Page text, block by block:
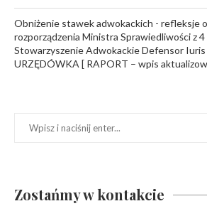
Obniżenie stawek adwokackich - refleksje
rozporządzenia Ministra Sprawiedliwości z
Stowarzyszenie Adwokackie Defensor Iuris
URZĘDÓWKA [ RAPORT – wpis
Zostańmy w kontakcie